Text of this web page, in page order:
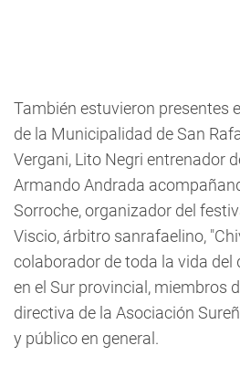
También estuvieron presentes
de la Municipalidad de San
Vergani, Lito Negri entrenador
Armando Andrada
Sorroche, organizador del
Viscio, árbitro sanrafaelino,
colaborador de toda la vida del
en el Sur provincial, miembros
directiva de la Asociación
y público en general.